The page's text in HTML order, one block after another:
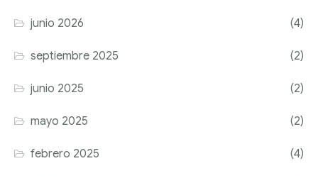
junio 2026 (4)
septiembre 2025 (2)
junio 2025 (2)
mayo 2025 (2)
febrero 2025 (4)